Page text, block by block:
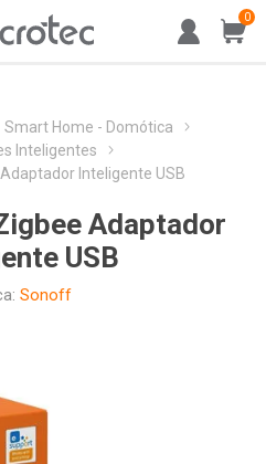
0
Smart Home - Domótica
Inteligentes
Inteligente USB
Adaptador
USB
Sonoff